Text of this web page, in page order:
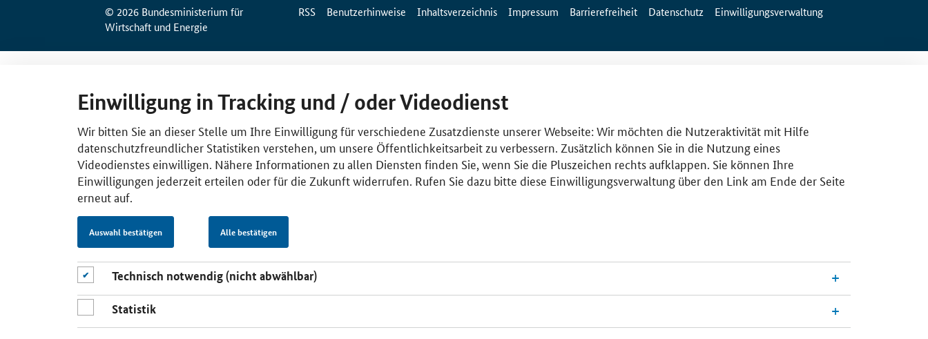
© 2026 Bundesministerium für
Wirtschaft und Energie
RSS Benutzerhinweise Inhaltsverzeichnis Impressum Barrierefreiheit Datenschutz Einwilligungsverwaltung
Einwilligung in Tracking und / oder Videodienst
Wir bitten Sie an dieser Stelle um Ihre Einwilligung für verschiedene Zusatzdienste unserer Webseite: Wir möchten die Nutzeraktivität mit Hilfe
datenschutzfreundlicher Statistiken verstehen, um unsere Öffentlichkeitsarbeit zu verbessern. Zusätzlich können Sie in die Nutzung eines
Videodienstes einwilligen. Nähere Informationen zu allen Diensten finden Sie, wenn Sie die Pluszeichen rechts aufklappen. Sie können Ihre
Einwilligungen jederzeit erteilen oder für die Zukunft widerrufen. Rufen Sie dazu bitte diese Einwilligungsverwaltung über den Link am Ende der Seite
erneut auf.
Auswahl bestätigen Alle bestätigen
Technisch notwendig (nicht abwählbar)
Statistik